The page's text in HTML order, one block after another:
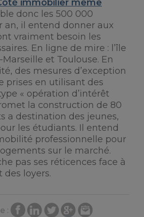
immobilier même
donc les 500 000
an, il entend donner aux
vraiment besoin les
En ligne de mire : l’île
et Toulouse. En
des mesures d’exception
prises en utilisant des
« opération d’intérêt
la construction de 80
a destination des jeunes,
les étudiants. Il entend
professionnelle pour
sur le marché.
pas ses réticences face à
des loyers.
: